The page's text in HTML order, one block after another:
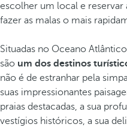
escolher um local e
fazer as malas o mais
Situadas no Oceano
são um dos destinos
não é de estranhar pela
suas impressionantes
praias destacadas, a sua
vestígios históricos, a sua